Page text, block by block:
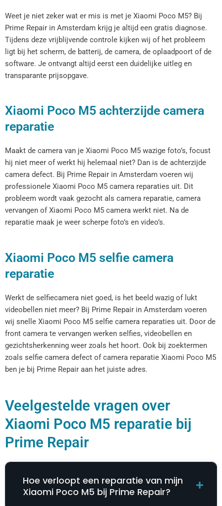
Weet je niet zeker wat er mis is met je Xiaomi Poco M5? Bij
Prime Repair in Amsterdam krijg je altijd een gratis diagnose.
Tijdens deze vrijblijvende controle kijken wij of het probleem
ligt bij het scherm, de batterij, de camera, de oplaadpoort of de
software. Je ontvangt altijd eerst een duidelijke uitleg en
transparante prijsopgave.
Xiaomi Poco M5 achterzijde camera
reparatie
Maakt de camera van je Xiaomi Poco M5 wazige foto’s, focust
hij niet meer of werkt hij helemaal niet? Dan is de achterzijde
camera defect. Bij Prime Repair in Amsterdam voeren wij
professionele Xiaomi Poco M5 camera reparaties uit. Dit
probleem wordt vaak gezocht als camera reparatie, camera
vervangen of Xiaomi Poco M5 camera werkt niet. Na de
reparatie maak je weer scherpe foto’s en video’s.
Xiaomi Poco M5 selfie camera
reparatie
Werkt de selfiecamera niet goed, is het beeld wazig of lukt
videobellen niet meer? Bij Prime Repair in Amsterdam voeren
wij snelle Xiaomi Poco M5 selfie camera reparaties uit. Door de
front camera te vervangen werken selfies, videobellen en
gezichtsherkenning weer zoals het hoort. Ook bij zoektermen
zoals selfie camera defect of camera reparatie Xiaomi Poco M5
ben je bij Prime Repair aan het juiste adres.
Veelgestelde vragen over
Xiaomi Poco M5 reparatie bij
Prime Repair
Hoe verloopt een reparatie van mijn
Xiaomi Poco M5 bij Prime Repair?